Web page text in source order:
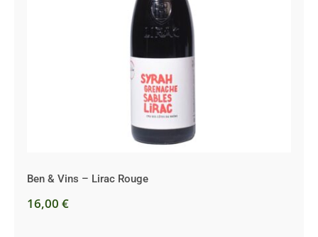
Ben & Vins – Lirac Rouge
Ben & Vins – Lirac Rouge
16,00 €